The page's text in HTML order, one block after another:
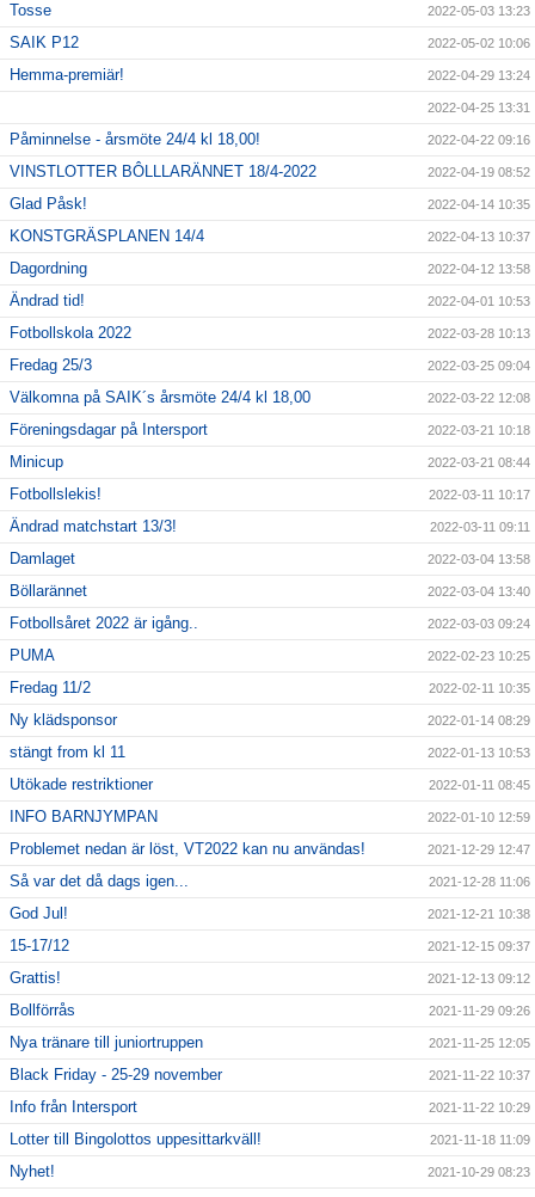
Tosse 2022-05-03 13:23
SAIK P12 2022-05-02 10:06
Hemma-premiär! 2022-04-29 13:24
2022-04-25 13:31
Påminnelse - årsmöte 24/4 kl 18,00! 2022-04-22 09:16
VINSTLOTTER BÔLLLARÄNNET 18/4-2022 2022-04-19 08:52
Glad Påsk! 2022-04-14 10:35
KONSTGRÄSPLANEN 14/4 2022-04-13 10:37
Dagordning 2022-04-12 13:58
Ändrad tid! 2022-04-01 10:53
Fotbollskola 2022 2022-03-28 10:13
Fredag 25/3 2022-03-25 09:04
Välkomna på SAIK´s årsmöte 24/4 kl 18,00 2022-03-22 12:08
Föreningsdagar på Intersport 2022-03-21 10:18
Minicup 2022-03-21 08:44
Fotbollslekis! 2022-03-11 10:17
Ändrad matchstart 13/3! 2022-03-11 09:11
Damlaget 2022-03-04 13:58
Böllarännet 2022-03-04 13:40
Fotbollsåret 2022 är igång.. 2022-03-03 09:24
PUMA 2022-02-23 10:25
Fredag 11/2 2022-02-11 10:35
Ny klädsponsor 2022-01-14 08:29
stängt from kl 11 2022-01-13 10:53
Utökade restriktioner 2022-01-11 08:45
INFO BARNJYMPAN 2022-01-10 12:59
Problemet nedan är löst, VT2022 kan nu användas! 2021-12-29 12:47
Så var det då dags igen... 2021-12-28 11:06
God Jul! 2021-12-21 10:38
15-17/12 2021-12-15 09:37
Grattis! 2021-12-13 09:12
Bollförrås 2021-11-29 09:26
Nya tränare till juniortruppen 2021-11-25 12:05
Black Friday - 25-29 november 2021-11-22 10:37
Info från Intersport 2021-11-22 10:29
Lotter till Bingolottos uppesittarkväll! 2021-11-18 11:09
Nyhet! 2021-10-29 08:23